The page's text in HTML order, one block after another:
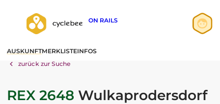
ON RAILS
AUSKUNFTMERKLISTEINFOS
zurück zur Suche
REX 2648 Wulkaprodersdorf